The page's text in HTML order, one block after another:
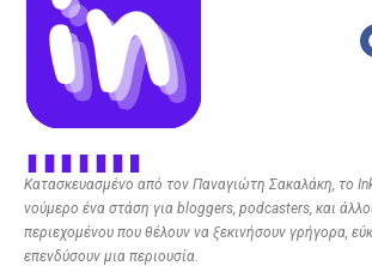
Κατασκευασμένο από τον Παναγιώτη Σακαλάκη, το
νούμερο ένα στάση για bloggers, podcasters, και
περιεχομένου που θέλουν να ξεκινήσουν γρήγορα,
επενδύσουν μια περιουσία.